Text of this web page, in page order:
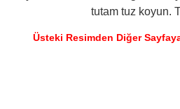
Hapisten Dönen
tutam tuz koyun.
Üsteki Resimden Diğer